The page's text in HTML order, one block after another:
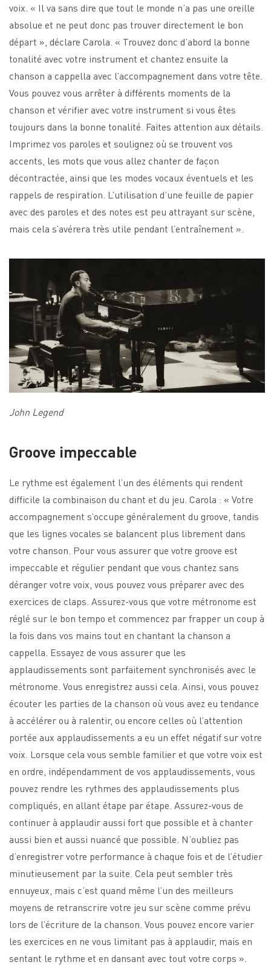
voix. « Il va sans dire que tout le monde n’a pas une oreille
absolue et ne peut donc pas trouver directement le bon
départ », déclare Carola. « Trouvez donc d’abord la bonne
tonalité avec votre instrument et chantez ensuite la
chanson a cappella avec l’accompagnement dans votre tête.
Vous pouvez vous arrêter à différents moments de la
chanson et vérifier avec votre instrument si vous êtes
toujours dans la bonne tonalité. Faites attention aux détails.
Imprimez vos paroles et soulignez où se trouvent vos
accents, les mots que vous allez chanter de façon
décontractée, ainsi que les modes vocaux éventuels et les
rappels de respiration. L’utilisation d’une feuille de papier
avec des paroles et des notes est peu attrayant sur scène,
mais cela s’avérera très utile pendant l’entraînement ».
John Legend
Groove impeccable
Le rythme est également l’un des éléments qui rendent
difficile la combinaison du chant et du jeu. Carola : « Votre
accompagnement s’occupe généralement du groove, tandis
que les lignes vocales se balancent plus librement dans
votre chanson. Pour vous assurer que votre groove est
impeccable et régulier pendant que vous chantez sans
déranger votre voix, vous pouvez vous préparer avec des
exercices de claps. Assurez-vous que votre métronome est
réglé sur le bon tempo et commencez par frapper un coup à
la fois dans vos mains tout en chantant la chanson a
cappella. Essayez de vous assurer que les
applaudissements sont parfaitement synchronisés avec le
métronome. Vous enregistrez aussi cela. Ainsi, vous pouvez
écouter les parties de la chanson où vous avez eu tendance
à accélérer ou à ralentir, ou encore celles où l’attention
portée aux applaudissements a eu un effet négatif sur votre
voix. Lorsque cela vous semble familier et que votre voix est
en ordre, indépendamment de vos applaudissements, vous
pouvez rendre les rythmes des applaudissements plus
compliqués, en allant étape par étape. Assurez-vous de
continuer à applaudir aussi fort que possible et à chanter
aussi bien et aussi nuancé que possible. N’oubliez pas
d’enregistrer votre performance à chaque fois et de l’étudier
minutieusement par la suite. Cela peut sembler très
ennuyeux, mais c’est quand même l’un des meilleurs
moyens de retranscrire votre jeu sur scène comme prévu
lors de l’écriture de la chanson. Vous pouvez encore varier
les exercices en ne vous limitant pas à applaudir, mais en
sentant le rythme et en dansant avec tout votre corps ».